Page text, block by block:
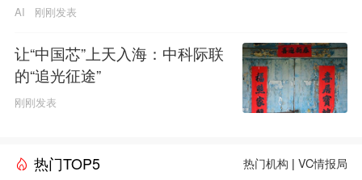
AI 刚刚发表
让“中国芯”上天入海：中科际联
的“追光征途”
刚刚发表
热门TOP5 热门机构 |VC情报局